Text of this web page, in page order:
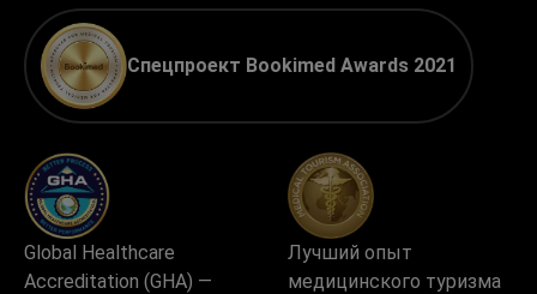
Спецпроект Bookimed Awards 2021
Global Healthcare
Accreditation (GHA) —
Лучший опыт
медицинского туризма